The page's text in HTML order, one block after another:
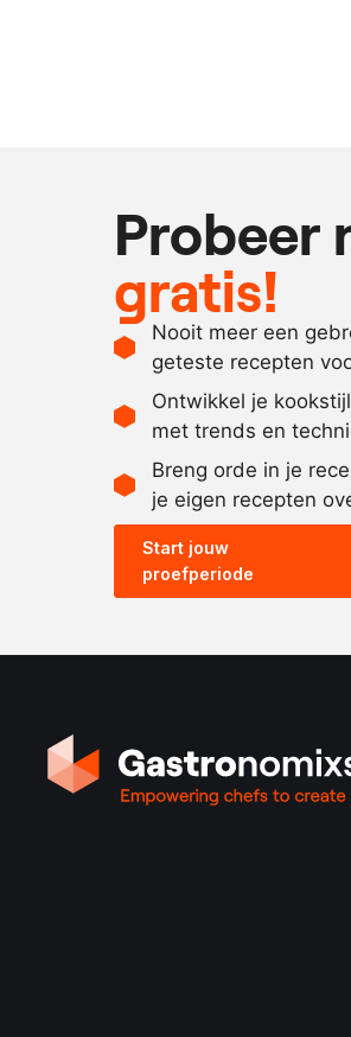
Probeer
gratis!
Nooit meer een
geteste recepten
Ontwikkel je
met trends en
Breng orde in je
je eigen recepten
Start jouw
proefperiode